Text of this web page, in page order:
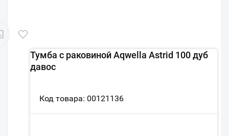
Тумба с раковиной Aqwella Astrid 100 дуб
давос
Код товара: 00121136